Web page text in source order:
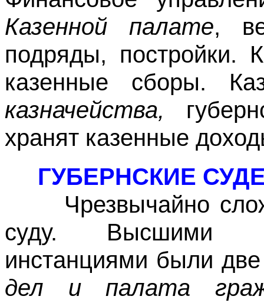
Казенной палате,
подряды, постройки.
казенные сборы.
казначейства,
хранят казенные
ГУБЕРНСКИЕ
Чрезвычайно
суду. Высшими
инстанциями были
дел и палата